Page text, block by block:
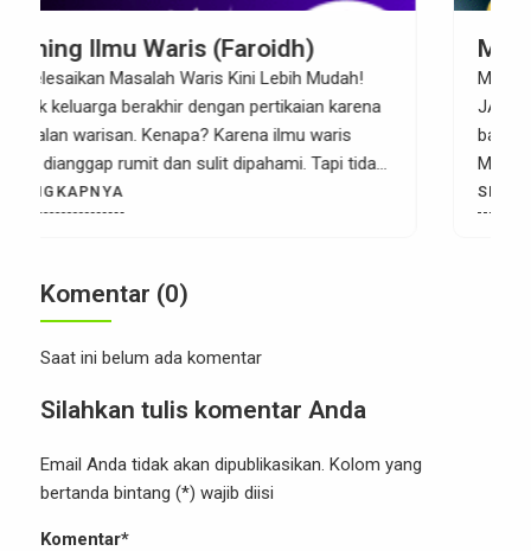
Mentoring Ilmu Waris Batch 11
MENTORING ILMU WARIS (FAROIDH) 15 HARI
JAGO MENGHITUNG WARIS Assalamu’alaikum
bapak dan ibu Belajar Waris dgn Teknik Mind
Mapping, Ayo bisa ikut Batch #11 – Mulai 1
September 2025 Harga Early Bird 1: Hanya 97 ribu
saja (Harga Normal 200 ribu) PENTING: Batas
SELENGKAPNYA
Komentar (0)
Saat ini belum ada komentar
Silahkan tulis komentar Anda
Email Anda tidak akan dipublikasikan. Kolom yang
bertanda bintang (*) wajib diisi
Komentar*